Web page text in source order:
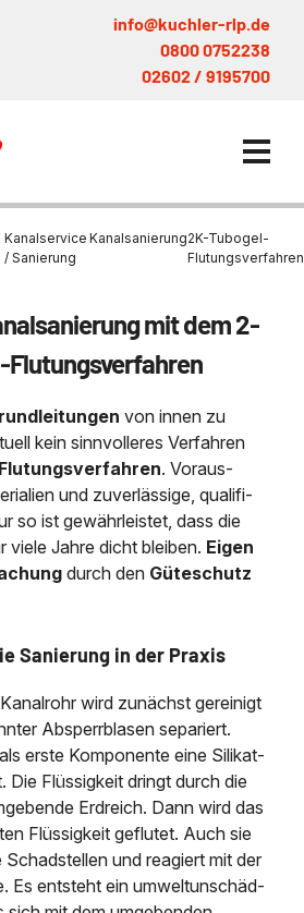
info@kuchler-rlp.de
0800 0752238
02602 / 9195700
Kanalsanierung
Kanalreinigung
Grubenentleerung
Wasserhaltung
Dükerreinigung
Saugwagen in der Nähe
Entsorgung und
Bohrschlamm
Entsorgung von
Entleerung und Reinigung
Regenrückhaltebecken
Austausch von
Schießstandsanierung -
& Entleerung
Wartung und Vollservice
Prüfung &
Sanierung von
Fettabscheider
Entsorgung
Entleerung von
Faultürmen per
Entleerung und
Saugbagger für Tiefbau
Saugbagger und Pumpen
Regenrückhaltebecken
Entschlammung
Trockensaugen von
etc.
Weitere Services mit
KUCHLER Gruppe
Referenzen
News & Aktuelles
Kanalservice
/ Sanierung
Kanalsanierung2K-Tubogel-
Flutungsverfahren
mit dem 2‐
von innen zu
kein sinn­volleres Verfahren
Flutungsverfahren. Voraus­
und zuver­lässige, quali­fi­
so ist gewähr­leistet, dass die
viele Jahre dicht bleiben. Eigen
durch den Güteschutz
Sanierung in der Praxis
wird zunächst gereinigt
Absperr­blasen separiert.
erste Komponente eine Silikat­
Die Flüssig­keit dringt durch die
Erdreich. Dann wird das
Flüssig­keit geflutet. Auch sie
und reagiert mit der
Es entsteht ein umwelt­un­schäd­